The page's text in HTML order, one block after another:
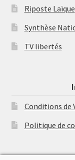
Riposte Laïque
Synthèse
TV libertés
Conditions de
Politique de